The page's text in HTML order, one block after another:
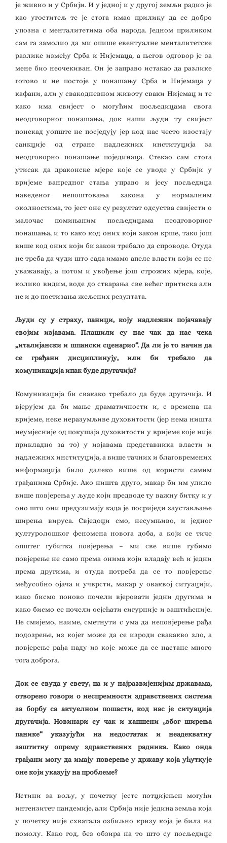
је живио и у Србији. И у једној и у другој земљи радио је
као угоститељ те је стога имао прилику да се добро
упозна с менталитетима оба народа. Једном приликом
сам га замолио да ми опише евентуалне менталитетске
разлике између Срба и Нијемаца, а његов одговор је за
мене био неочекиван. Он је заправо истакао да разлике
готово и не постоје у понашању Срба и Нијемаца у
кафани, али у свакодневном животу сваки Нијемац и те
како има свијест о могућим посљедицама свога
неодговорног понашања, док наши људи ту свијест
понекад уопште не посједују јер код нас често изостају
санкције од стране надлежних институција за
неодговорно понашање појединаца. Стекао сам стога
утисак да драконске мјере које се уводе у Србији у
вријеме ванредног стања управо и јесу посљедица
наведеног непоштовања закона у нормалним
околностима, то јест оне су резултат одсуства свијести о
малочас помињаним посљедицама неодговорног
понашања, и то како код оних који закон крше, тако још
више код оних који би закон требало да спроводе. Отуда
не треба да чуди што сада имамо апеле власти који се не
уважавају, а потом и увођење још строжих мјера, које,
колико видим, воде до стварања све већег притиска али
не и до постизања жељених резултата.
Људи су у страху, паници, коју надлежни појачавају
својим изјавама. Плашили су нас чак да нас чека
„италијански и шпански сценарио“. Да ли је то начин да
се грађани дисциплинују, или би требало да
комуникација ипак буде другачија?
Комуникација би свакако требало да буде другачија. И
вјерујем да би мање драматичности и, с времена на
вријеме, неке неразумљиве духовитости (јер нема ништа
неумјесније од покушаја духовитости у вријеме које није
прикладно за то) у изјавама представника власти и
надлежних институција, а више тачних и благовремених
информација било далеко више од користи самим
грађанима Србије. Ако ништа друго, макар би им улило
више повјерења у људе који предводе ту важну битку и у
оно што они предузимају када је посриједи заустављање
ширења вируса. Свједоци смо, несумњиво, и једног
културолошког феномена новога доба, а који се тиче
општег губитка повјерења – ми све више губимо
повјерење не само према онима који владају већ и једни
према другима, и отуда потреба да се то повјерење
међусобно ојача и учврсти, макар у оваквој ситуацији,
како бисмо поново почели вјеровати једни другима и
како бисмо се почели осјећати сигурније и заштићеније.
Не смијемо, наиме, сметнути с ума да неповјерење рађа
подозрење, из којег може да се изроди свакакво зло, а
повјерење рађа наду из које може да се настане много
тога доброга.
Док се свуда у свету, па и у најразвијенијим државама,
отворено говори о неспремности здравствених система
за борбу са актуелном пошасти, код нас је ситуација
другачија. Новинари су чак и хапшени „због ширења
панике“ указујући на недостатак и неадекватну
заштитну опрему здравствених радника. Како онда
грађани могу да имају поверење у државу која ућуткује
оне који указују на проблеме?
Истини за вољу, у почетку јесте потцијењен могући
интензитет пандемије, али Србија није једина земља која
у почетку није схватала озбиљно кризу која је била на
помолу. Како год, без обзира на то што су посљедице